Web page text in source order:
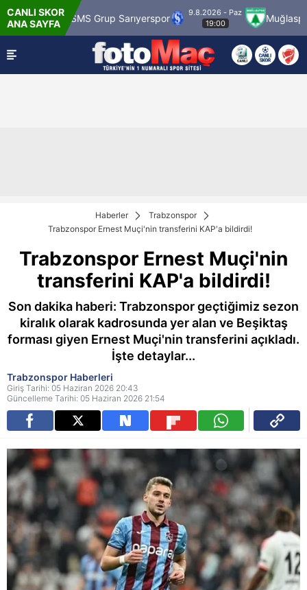
CANLI SKOR
ANA SAYFASMS Grup Sarıyerspor
9.8.2026 - Paz
19:00
Muğlaspor
Haberler
Trabzonspor
Trabzonspor Ernest Muçi'nin transferini KAP'a bildirdi!
Trabzonspor Ernest Muçi'nin
transferini KAP'a bildirdi!
Son dakika haberi: Trabzonspor geçtiğimiz sezon
kiralık olarak kadrosunda yer alan ve Beşiktaş
forması giyen Ernest Muçi'nin transferini açıkladı.
İşte detaylar...
Trabzonspor Haberleri
Giriş Tarihi: 05 Haziran 2026 20:43
Güncelleme Tarihi: 05 Haziran 2026 21:54